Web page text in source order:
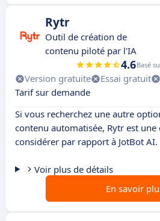
Rytr
Outil de création de
contenu piloté par l'IA
4.6Basé
Version gratuite Essai gratuit
Tarif sur demande
Si vous recherchez une autre
contenu automatisée, Rytr est
considérer par rapport à JotBot AI.
Voir plus de détails
En savoir